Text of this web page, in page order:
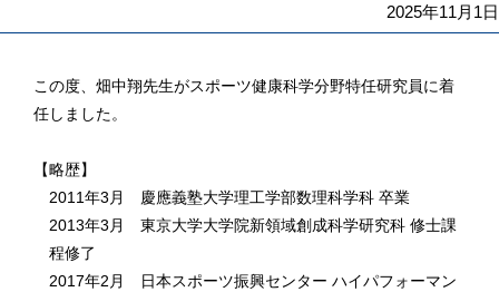
2025年11月1日
この度、畑中翔先生がスポーツ健康科学分野特任研究員に着
任しました。
【略歴】
2011年3月 慶應義塾大学理工学部数理科学科 卒業
2013年3月 東京大学大学院新領域創成科学研究科 修士課
程修了
2017年2月 日本スポーツ振興センター ハイパフォーマン